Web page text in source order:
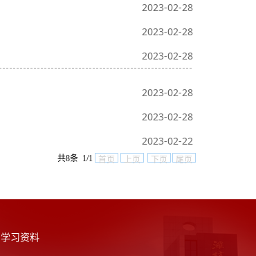
2023-02-28
2023-02-28
2023-02-28
2023-02-28
2023-02-28
2023-02-22
共8条 1/1 首页 上页 下页 尾页
学习资料